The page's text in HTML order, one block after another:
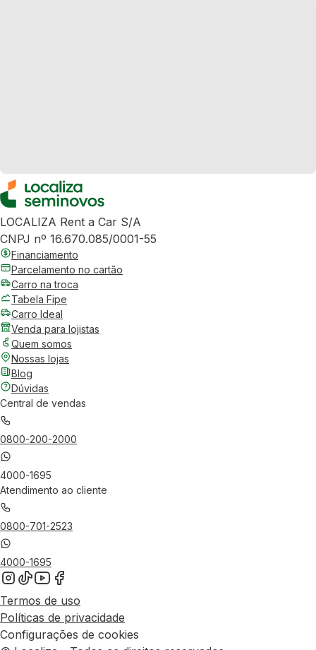
LOCALIZA Rent a Car S/A
CNPJ nº 16.670.085/0001-55
Financiamento
Parcelamento no cartão
Carro na troca
Tabela Fipe
Carro Ideal
Venda para lojistas
Quem somos
Nossas lojas
Blog
Dúvidas
Central de vendas
0800-200-2000
4000-1695
Atendimento ao cliente
0800-701-2523
4000-1695
Termos de uso
Políticas de privacidade
Configurações de cookies